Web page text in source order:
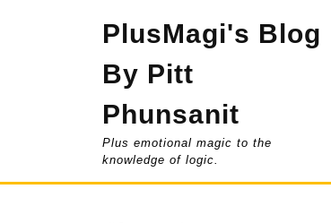
PlusMagi's Blog
By Pitt
Phunsanit
Plus emotional magic to the
knowledge of logic.